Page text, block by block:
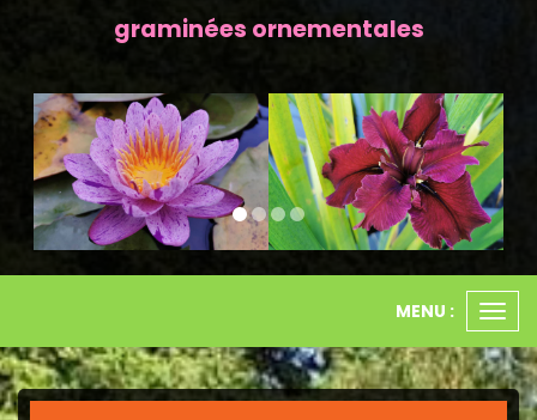
graminées ornementales
Previous Next
le
MENU :